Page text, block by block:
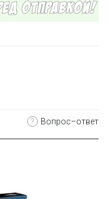
? Вопрос–ответ